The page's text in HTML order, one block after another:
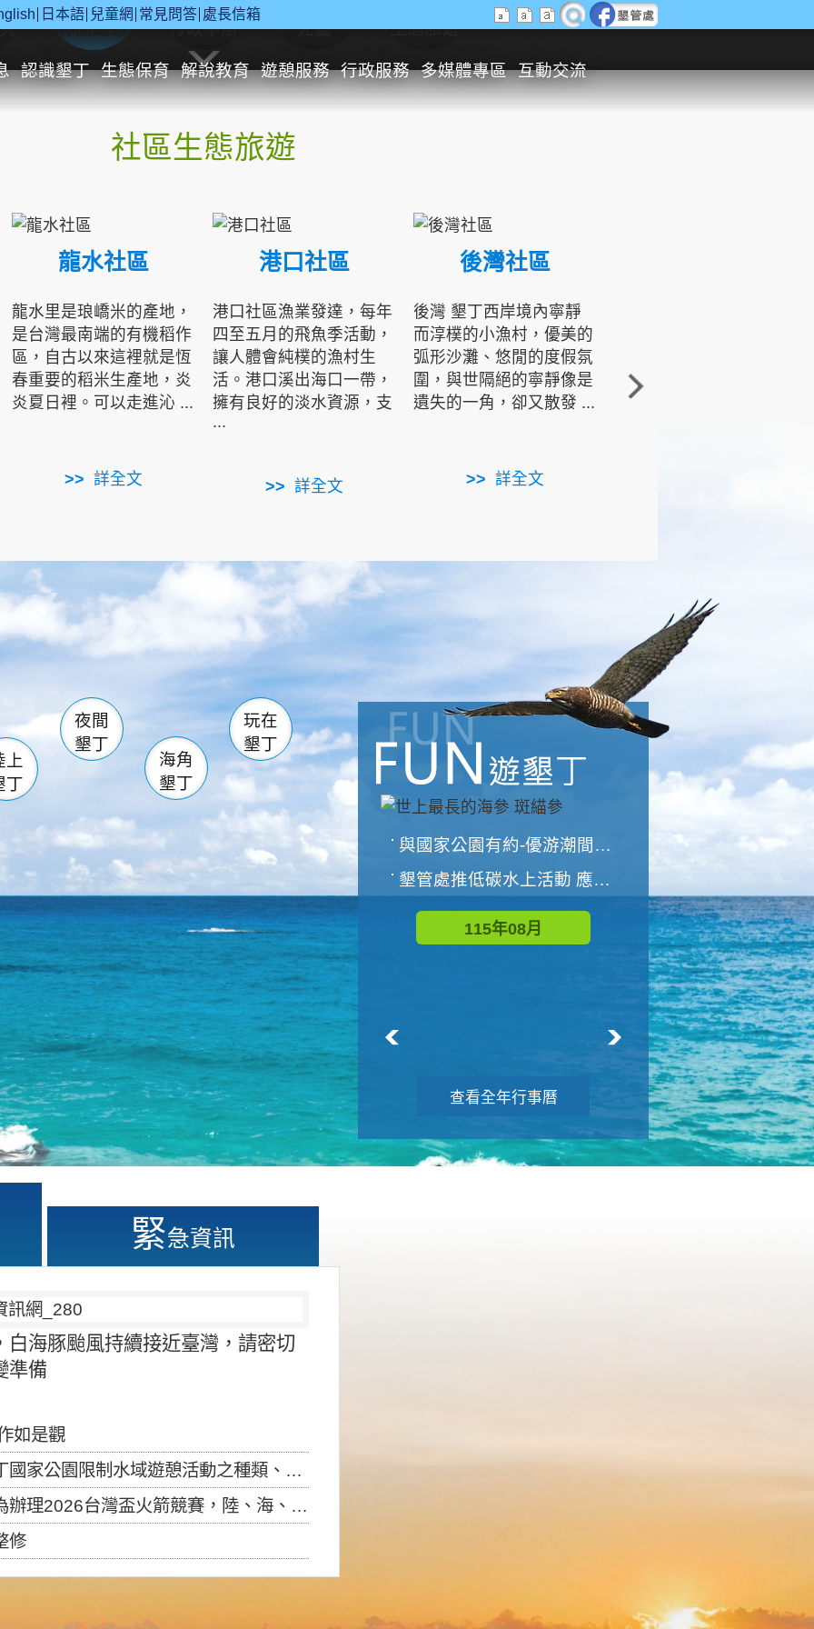
日本語 兒童網 常見問答 處長信箱
認識墾丁 生態保育 解說教育 遊憩服務 行政服務 多媒體專區 互動交流
休閒遊憩 行政申辦 兒童 生態旅遊
社區生態旅遊
龍水社區
龍水里是琅嶠米的產地，
是台灣最南端的有機稻作
區，自古以來這裡就是恆
春重要的稻米生產地，炎
炎夏日裡。可以走進沁 ...
詳全文
港口社區
港口社區漁業發達，每年
四至五月的飛魚季活動，
讓人體會純樸的漁村生
活。港口溪出海口一帶，
擁有良好的淡水資源，支
...
詳全文
後灣社區
後灣 墾丁西岸境內寧靜
而淳樸的小漁村，優美的
弧形沙灘、悠閒的度假氛
圍，與世隔絕的寧靜像是
遺失的一角，卻又散發 ...
詳全文
角的端點，冬季海浪拍打
著礁岸，旺盛的侵蝕作
南仁湖
滿州 佳樂水
森林遊樂區
墾管處遊客中心
社頂公園 風吹沙
船帆石 龍磐公園
香蕉灣 龍坑
鵝鑾鼻
上
丁
夜間
墾丁
海角
墾丁
玩在
墾丁
與國家公園有約-優游潮間探險者
墾管處推低碳水上活動 應屆畢業生限額免費參加
115年08月
世界地球清潔日 墾管處辦理「2026年墾丁國家公園沙灘淨灘活動
115年09月
查看全年行事曆
緊急資訊
海豚颱風持續接近臺灣，請密切
準備
如是觀
制水域遊憩活動之種類、範圍、時間及行為」，自即日生效。
盃火箭競賽，陸、海、空域警戒及協調相關事宜，因颱風備案事宜
修